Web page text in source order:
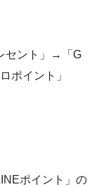
セント」→「G
ポイント」
ポイント」の